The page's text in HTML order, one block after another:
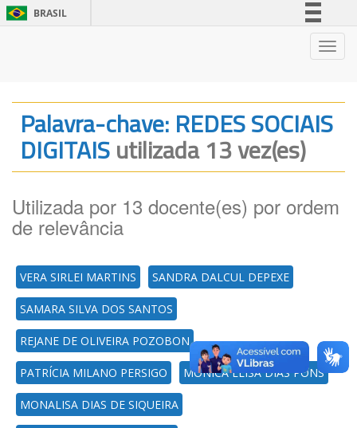
BRASIL
Legislação
Canais
Palavra-chave: REDES SOCIAIS
DIGITAISutilizada 13 vez(es)
Utilizada por 13 docente(es) por ordem
de relevância
VERA SIRLEI MARTINS SANDRA DALCUL DEPEXE
SAMARA SILVA DOS SANTOS
REJANE DE OLIVEIRA POZOBON
PATRÍCIA MILANO PERSIGO MONICA ELISA DIAS PONS
MONALISA DIAS DE SIQUEIRA